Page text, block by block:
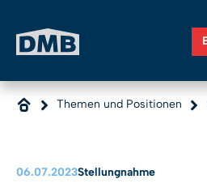
Themen und Positionen
06.07.2023Stellungnahme